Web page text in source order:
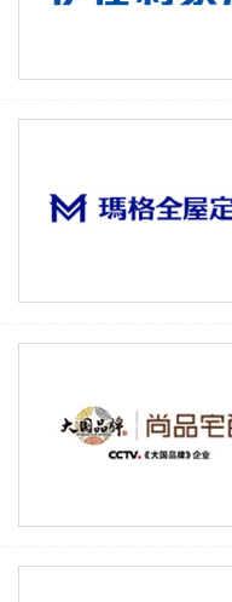
展），中国木门网、